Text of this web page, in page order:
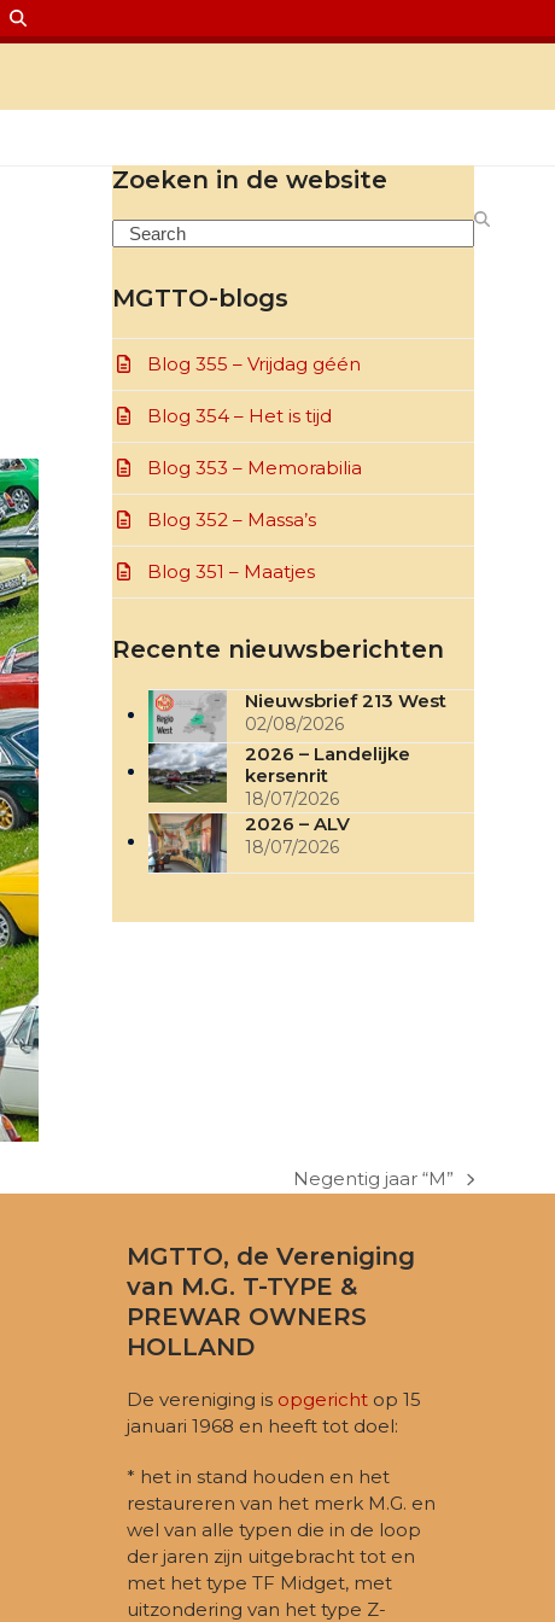
Zoeken in de website
Search
MGTTO-blogs
Blog 355 – Vrijdag géén
Blog 354 – Het is tijd
Blog 353 – Memorabilia
Blog 352 – Massa’s
Blog 351 – Maatjes
Recente nieuwsberichten
Nieuwsbrief 213 West
02/08/2026
2026 – Landelijke
kersenrit
18/07/2026
2026 – ALV
18/07/2026
next
Negentig jaar “M”
MGTTO, de Vereniging
van M.G. T-TYPE &
PREWAR OWNERS
HOLLAND
De vereniging is opgericht op 15
januari 1968 en heeft tot doel:
* het in stand houden en het
restaureren van het merk M.G. en
wel van alle typen die in de loop
der jaren zijn uitgebracht tot en
met het type TF Midget, met
uitzondering van het type Z-